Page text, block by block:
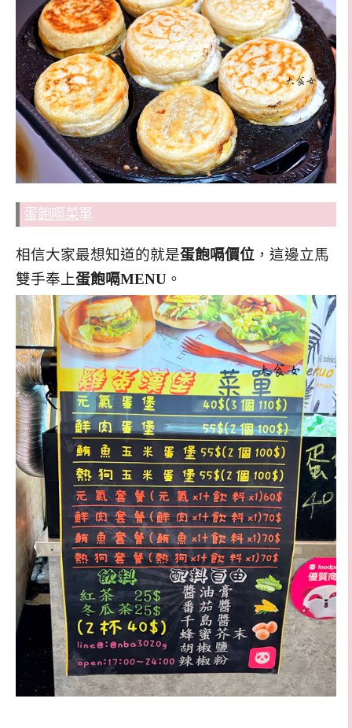
蛋飽嗝菜單
相信大家最想知道的就是蛋飽嗝價位 ，這邊立馬
雙手奉上蛋飽嗝MENU 。